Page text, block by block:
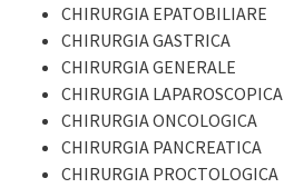
CHIRURGIA EPATOBILIARE
CHIRURGIA GASTRICA
CHIRURGIA GENERALE
CHIRURGIA LAPAROSCOPICA
CHIRURGIA ONCOLOGICA
CHIRURGIA PANCREATICA
CHIRURGIA PROCTOLOGICA